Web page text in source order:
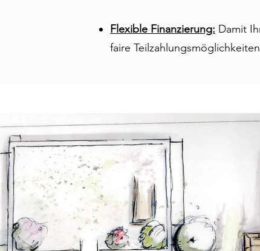
Flexible Finanzierung: Damit
faire